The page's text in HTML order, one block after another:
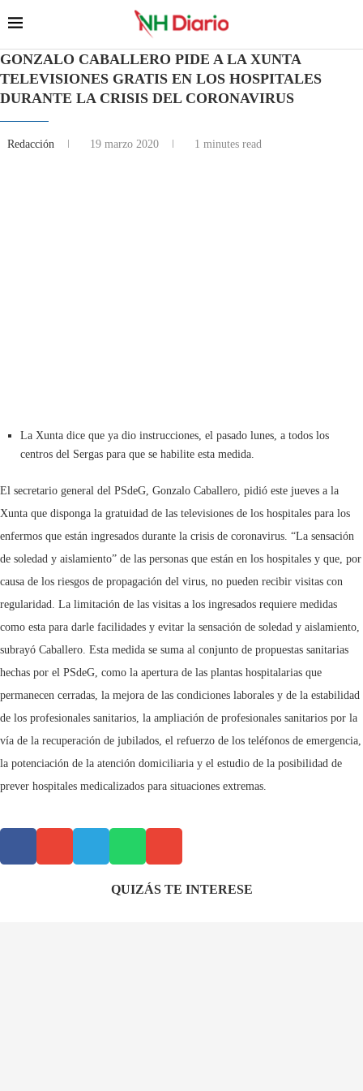
GONZALO CABALLERO PIDE A LA XUNTA
TELEVISIONES GRATIS EN LOS HOSPITALES
DURANTE LA CRISIS DEL CORONAVIRUS
Redacción 19 marzo 2020 1 minutes read
La Xunta dice que ya dio instrucciones, el pasado lunes, a todos los
centros del Sergas para que se habilite esta medida.
El secretario general del PSdeG, Gonzalo Caballero, pidió este jueves a la
Xunta que disponga la gratuidad de las televisiones de los hospitales para los
enfermos que están ingresados durante la crisis de coronavirus. “La sensación
de soledad y aislamiento” de las personas que están en los hospitales y que, por
causa de los riesgos de propagación del virus, no pueden recibir visitas con
regularidad. La limitación de las visitas a los ingresados requiere medidas
como esta para darle facilidades y evitar la sensación de soledad y aislamiento,
subrayó Caballero. Esta medida se suma al conjunto de propuestas sanitarias
hechas por el PSdeG, como la apertura de las plantas hospitalarias que
permanecen cerradas, la mejora de las condiciones laborales y de la estabilidad
de los profesionales sanitarios, la ampliación de profesionales sanitarios por la
vía de la recuperación de jubilados, el refuerzo de los teléfonos de emergencia,
la potenciación de la atención domiciliaria y el estudio de la posibilidad de
prever hospitales medicalizados para situaciones extremas.
QUIZÁS TE INTERESE